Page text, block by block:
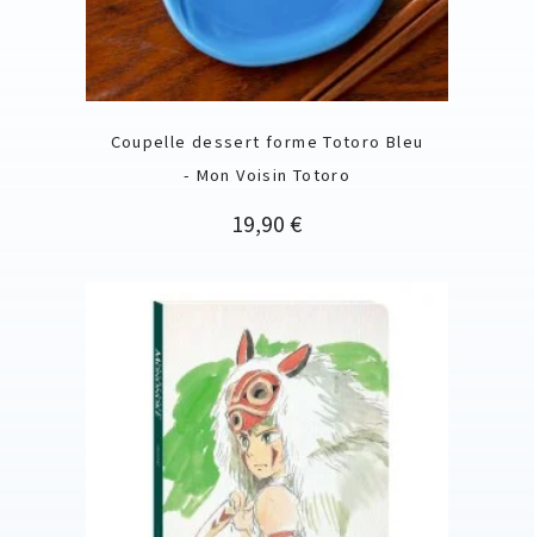
Coupelle dessert forme Totoro Bleu
- Mon Voisin Totoro
Prix
19,90 €